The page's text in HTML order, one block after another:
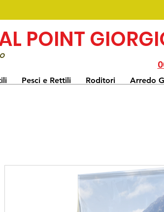
Pesci e Rettili Roditori Arredo
POINT